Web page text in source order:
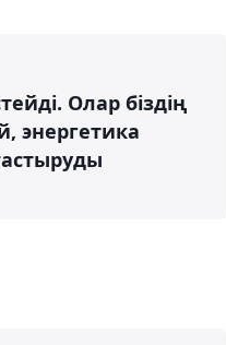
Олар біздің
энергетика